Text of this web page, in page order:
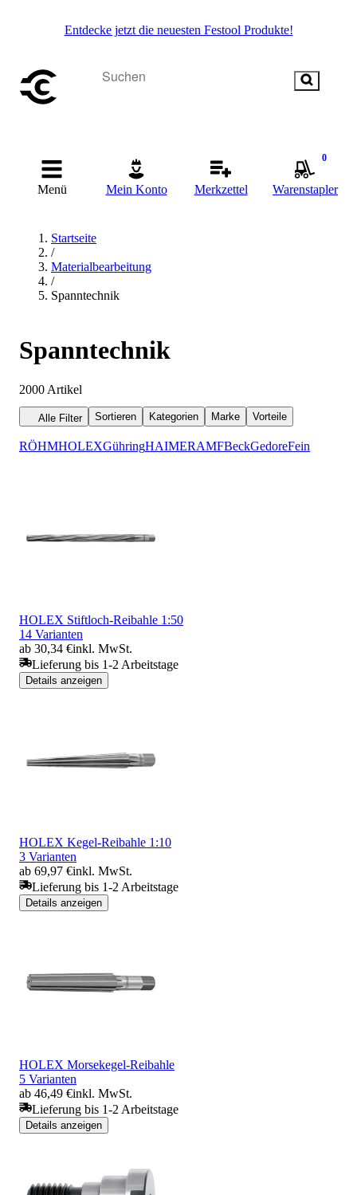
Entdecke jetzt die neuesten Festool Produkte!
Menü Mein Konto Merkzettel
0
Warenstapler
Startseite
/
Materialbearbeitung
/
Spanntechnik
Spanntechnik
2000 Artikel
Alle Filter Sortieren Kategorien Marke Vorteile
RÖHMHOLEXGühringHAIMERAMFBeckGedoreFein
HOLEX Stiftloch-Reibahle 1:50
14 Varianten
ab 30,34 €inkl. MwSt.
Lieferung bis 1-2 Arbeitstage
Details anzeigen
HOLEX Kegel-Reibahle 1:10
3 Varianten
ab 69,97 €inkl. MwSt.
Lieferung bis 1-2 Arbeitstage
Details anzeigen
HOLEX Morsekegel-Reibahle
5 Varianten
ab 46,49 €inkl. MwSt.
Lieferung bis 1-2 Arbeitstage
Details anzeigen